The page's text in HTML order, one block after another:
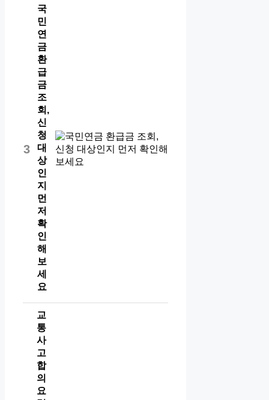
3
국
민
연
금
환
급
금
조
회,
신
청
대
상
인
지
먼
저
확
인
해
보
세
요
교
통
사
고
합
의
요